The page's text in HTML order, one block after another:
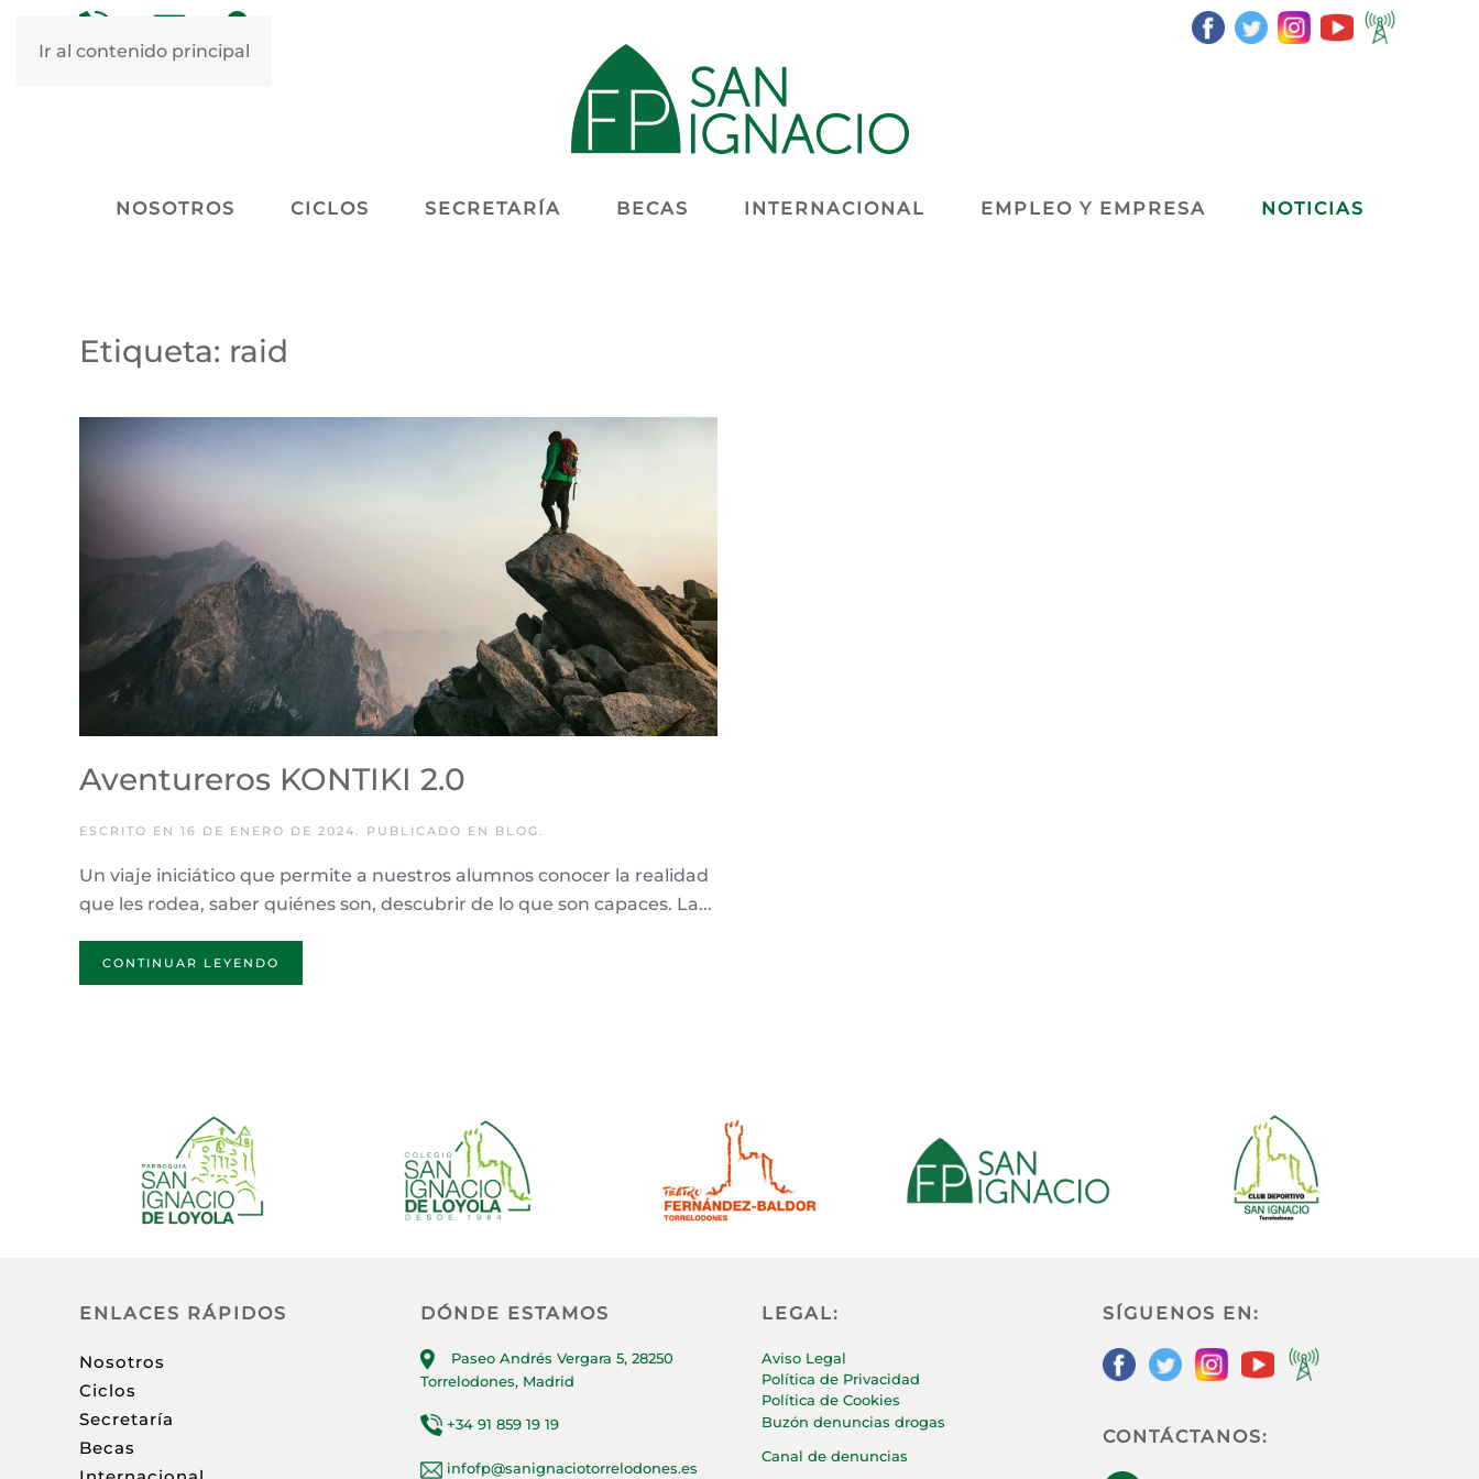
Ir al contenido principal
NOSOTROS CICLOS SECRETARÍA BECAS INTERNACIONAL EMPLEO Y EMPRESA NOTICIAS
Etiqueta: raid
Aventureros KONTIKI 2.0
ESCRITO EN 16 DE ENERO DE 2024. PUBLICADO EN BLOG.
Un viaje iniciático que permite a nuestros alumnos conocer la realidad
que les rodea, saber quiénes son, descubrir de lo que son capaces. La...
CONTINUAR LEYENDO
ENLACES RÁPIDOS
Nosotros
Ciclos
Secretaría
Becas
DÓNDE ESTAMOS
Paseo Andrés Vergara 5, 28250
Torrelodones, Madrid
+34 91 859 19 19
infofp@sanignaciotorrelodones.es
LEGAL:
Aviso Legal
Política de Privacidad
Política de Cookies
Buzón denuncias drogas
Canal de denuncias
SÍGUENOS EN:
CONTÁCTANOS: